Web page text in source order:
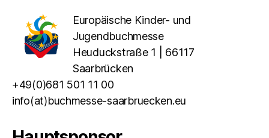
Europäische Kinder- und
Jugendbuchmesse
Heuduckstraße 1 | 66117
Saarbrücken
+49(0)681 501 11 00
info(at)buchmesse-saarbruecken.eu